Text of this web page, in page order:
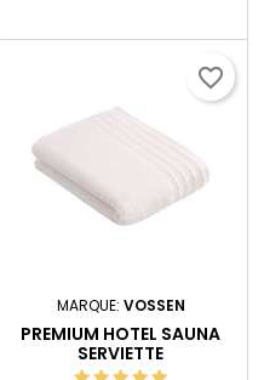
MARQUE: VOSSEN
PREMIUM HOTEL SAUNA
SERVIETTE
favorite_border